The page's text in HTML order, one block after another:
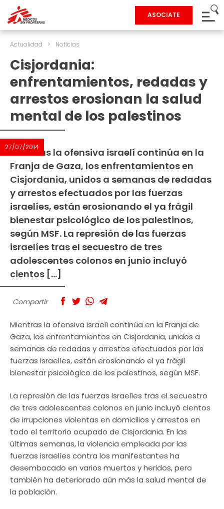
ASOCIATE
Actualidad > Noticias
Cisjordania:
enfrentamientos, redadas y
arrestos erosionan la salud
mental de los palestinos
27/07/2014
Mientras la ofensiva israelí continúa en la
Franja de Gaza, los enfrentamientos en
Cisjordania, unidos a semanas de redadas
y arrestos efectuados por las fuerzas
israelíes, están erosionando el ya frágil
bienestar psicológico de los palestinos,
según MSF. La represión de las fuerzas
israelíes tras el secuestro de tres
adolescentes colonos en junio incluyó
cientos […]
Compartir
Mientras la ofensiva israelí continúa en la Franja de
Gaza, los enfrentamientos en Cisjordania, unidos a
semanas de redadas y arrestos efectuados por las
fuerzas israelíes, están erosionando el ya frágil
bienestar psicológico de los palestinos, según MSF.
La represión de las fuerzas israelíes tras el secuestro
de tres adolescentes colonos en junio incluyó cientos
de irrupciones violentas en domicilios y arrestos en
todo el territorio ocupado de Cisjordania. En las
últimas semanas, la violencia empleada por las
fuerzas israelíes contra los manifestantes ha
desembocado en varios muertos y heridos, pero
también ha deteriorado aún más la salud mental de
la población.